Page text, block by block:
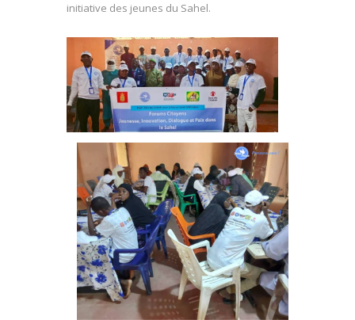
initiative des jeunes du Sahel.